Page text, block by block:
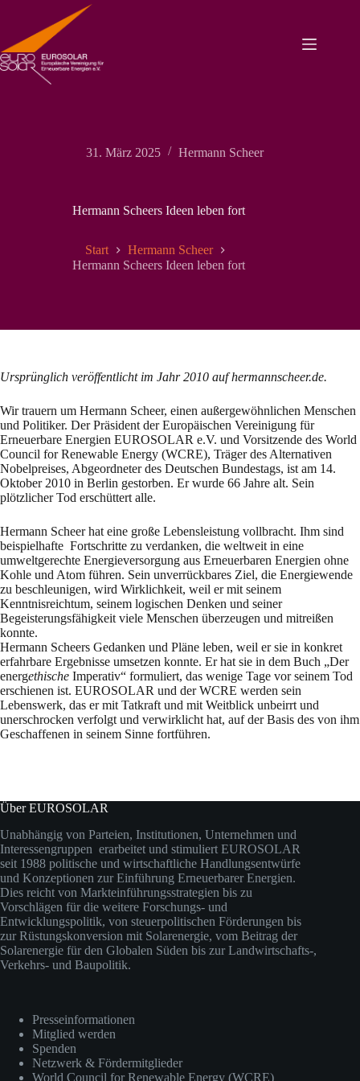
springen
31. März 2025 Hermann Scheer
Hermann Scheers Ideen leben fort
Start
Hermann Scheer
Hermann Scheers Ideen leben fort
Ursprünglich veröffentlicht im Jahr 2010 auf hermannscheer.de.
Wir trauern um Hermann Scheer, einen außergewöhnlichen Menschen
und Politiker. Der Präsident der Europäischen Vereinigung für
Erneuerbare Energien EUROSOLAR e.V. und Vorsitzende des World
Council for Renewable Energy (WCRE), Träger des Alternativen
Nobelpreises, Abgeordneter des Deutschen Bundestags, ist am 14.
Oktober 2010 in Berlin gestorben. Er wurde 66 Jahre alt. Sein
plötzlicher Tod erschüttert alle.
Hermann Scheer hat eine große Lebensleistung vollbracht. Ihm sind
beispielhafte Fortschritte zu verdanken, die weltweit in eine
umweltgerechte Energieversorgung aus Erneuerbaren Energien ohne
Kohle und Atom führen. Sein unverrückbares Ziel, die Energiewende
zu beschleunigen, wird Wirklichkeit, weil er mit seinem
Kenntnisreichtum, seinem logischen Denken und seiner
Begeisterungsfähigkeit viele Menschen überzeugen und mitreißen
konnte.
Hermann Scheers Gedanken und Pläne leben, weil er sie in konkret
erfahrbare Ergebnisse umsetzen konnte. Er hat sie in dem Buch „Der
energethische Imperativ“ formuliert, das wenige Tage vor seinem Tod
erschienen ist. EUROSOLAR und der WCRE werden sein
Lebenswerk, das er mit Tatkraft und mit Weitblick unbeirrt und
unerschrocken verfolgt und verwirklicht hat, auf der Basis des von ihm
Geschaffenen in seinem Sinne fortführen.
Über EUROSOLAR
Unabhängig von Parteien, Institutionen, Unternehmen und
Interessengruppen erarbeitet und stimuliert EUROSOLAR
seit 1988 politische und wirtschaftliche Handlungsentwürfe
und Konzeptionen zur Einführung Erneuerbarer Energien.
Dies reicht von Markteinführungsstrategien bis zu
Vorschlägen für die weitere Forschungs- und
Entwicklungspolitik, von steuerpolitischen Förderungen bis
zur Rüstungskonversion mit Solarenergie, vom Beitrag der
Solarenergie für den Globalen Süden bis zur Landwirtschafts-,
Verkehrs- und Baupolitik.
Presseinformationen
Mitglied werden
Spenden
Netzwerk & Fördermitglieder
World Council for Renewable Energy (WCRE)